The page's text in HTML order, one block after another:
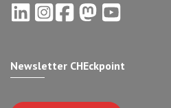
Newsletter CHEckpoint